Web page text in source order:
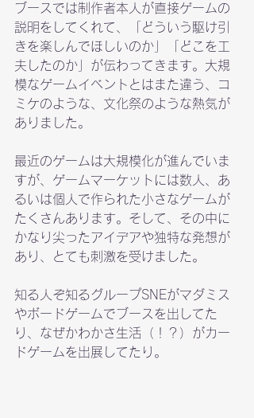
ブースでは制作者本人が直接ゲームの
説明をしてくれて、「どういう駆け引
きを楽しんでほしいのか」「どこを工
夫したのか」が伝わってきます。大規
模なゲームイベントとはまた違う、コ
ミケのような、文化祭のような熱気が
ありました。
最近のゲームは大規模化が進んでいま
すが、ゲームマーケットには数人、あ
るいは個人で作られた小さなゲームが
たくさんあります。そして、その中に
かなり尖ったアイデアや独特な発想が
あり、とても刺激を受けました。
知る人ぞ知るグループSNEがマダミス
やボードゲームでブースを出してた
り、なぜかわかさ生活（！？）がカー
ドゲームを出展してたり。